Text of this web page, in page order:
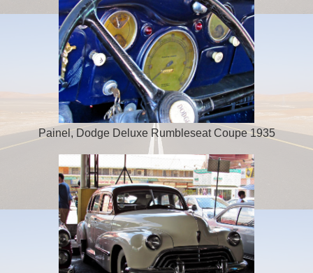
Painel, Dodge Deluxe Rumbleseat Coupe 1935